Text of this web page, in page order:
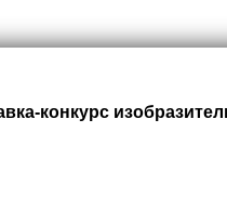
конкурс